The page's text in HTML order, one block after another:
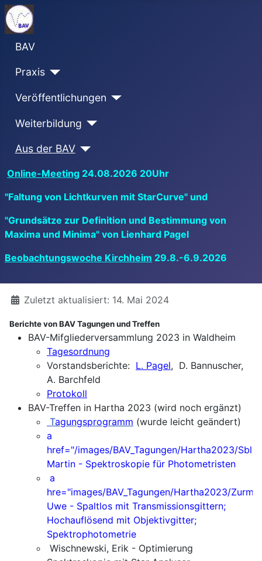
BAV
Praxis
Veröffentlichungen
Weiterbildung
Aus der BAV
Online-Meeting 24.08.2026 20Uhr
"Faltung von Lichtkurven mit StarCurve" und
"Grundsätze zur Definition und Bestimmung von
Maxima und Minima" von Lienhard Pagel
Beobachtungswoche Kirchheim 29.8.-6.9.2026
DetailsZuletzt aktualisiert: 14. Mai 2024
Berichte von BAV Tagungen und Treffen
BAV-Mifgliederversammlung 2023 in Waldheim
Tagesordnung
Vorstandsberichte: L. Pagel, D. Bannuscher,
A. Barchfeld
Protokoll
BAV-Treffen in Hartha 2023 (wird noch ergänzt)
Tagungsprogramm (wurde leicht geändert)
a
href="/images/BAV_Tagungen/Hartha2023/
Martin - Spektroskopie für Photometristen
a
hre="images/BAV_Tagungen/Hartha2023/
Uwe - Spaltlos mit Transmissionsgittern;
Hochauflösend mit Objektivgitter;
Spektrophotometrie
Wischnewski, Erik - Optimierung